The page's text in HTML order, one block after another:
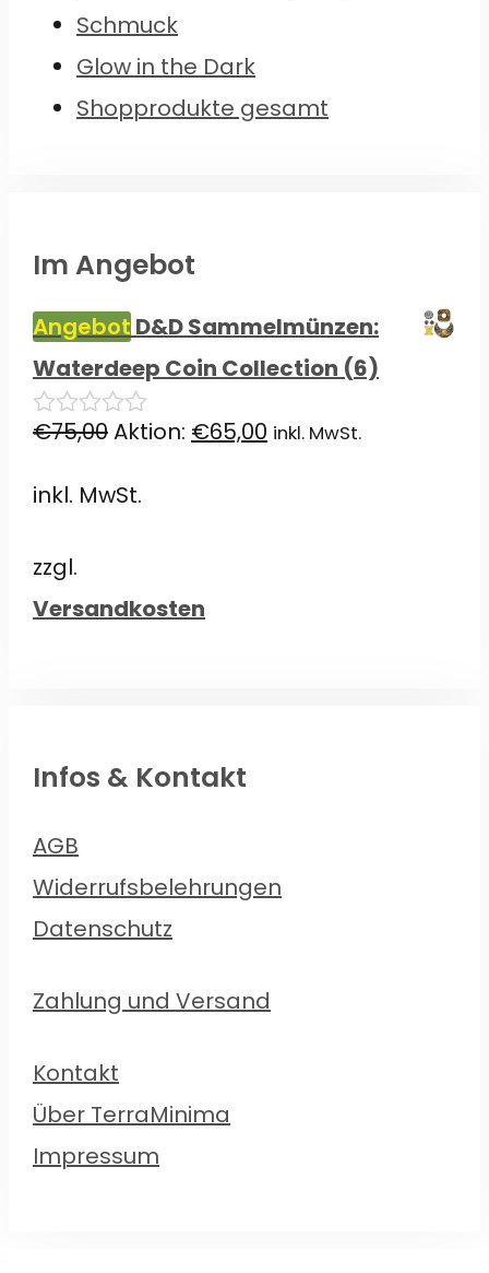
Schmuck
Glow in the Dark
Shopprodukte gesamt
Im Angebot
Angebot D&D Sammelmünzen:
Waterdeep Coin Collection (6)
0
€75,00Ursprünglicher
war:
Aktion: €65,00 Aktueller
inkl. MwSt.
inkl. MwSt.
zzgl.
Versandkosten
Infos & Kontakt
AGB
Widerrufsbelehrungen
Datenschutz
Zahlung und Versand
Kontakt
Über TerraMinima
Impressum